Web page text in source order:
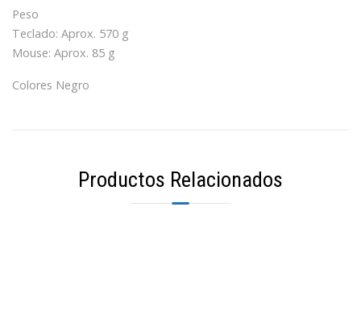
Peso
Teclado: Aprox. 570 g
Mouse: Aprox. 85 g
Colores Negro
Productos Relacionados